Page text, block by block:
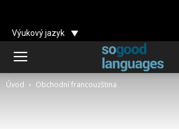
Výukový jazyk
Úvod Obchodní francouzština